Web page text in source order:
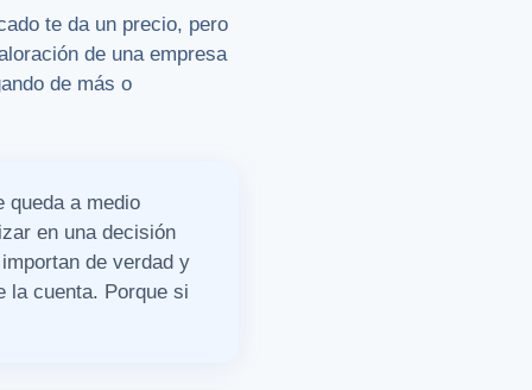
te da un precio, pero
de una empresa
de más o
queda a medio
en una decisión
de verdad y
la cuenta. Porque si